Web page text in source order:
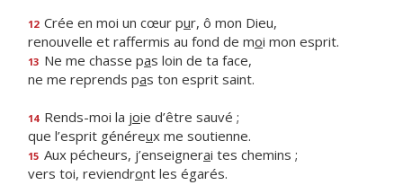
12 Crée en moi un cœur pur, ô mon Dieu,
renouvelle et raffermis au fond de moi mon esprit.
13 Ne me chasse pas loin de ta face,
ne me reprends pas ton esprit saint.
14 Rends-moi la joie d’être sauvé ;
que l’esprit généreux me soutienne.
15 Aux pécheurs, j’enseignerai tes chemins ;
vers toi, reviendront les égarés.